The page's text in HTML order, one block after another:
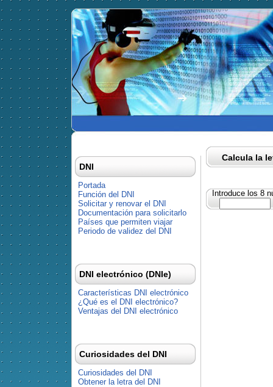
Calcula la
Introduce los 8
DNI
Portada
Función del DNI
Solicitar y renovar el DNI
Documentación para solicitarlo
Países que permiten viajar
Periodo de validez del DNI
DNI electrónico (DNIe)
Características DNI electrónico
¿Qué es el DNI electrónico?
Ventajas del DNI electrónico
Curiosidades del DNI
Curiosidades del DNI
Obtener la letra del DNI